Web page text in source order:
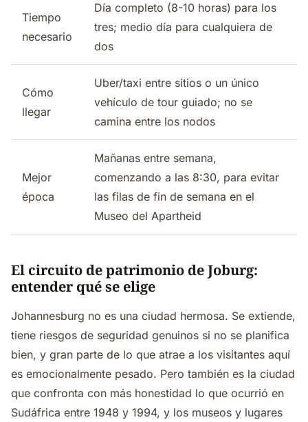
Tiempo
necesario
Día completo (8-10 horas) para los
tres; medio día para cualquiera de
dos
Cómo
llegar
Uber/taxi entre sitios o un único
vehículo de tour guiado; no se
camina entre los nodos
Mejor
época
Mañanas entre semana,
comenzando a las 8:30, para evitar
las filas de fin de semana en el
Museo del Apartheid
El circuito de patrimonio de Joburg:
entender qué se elige
Johannesburg no es una ciudad hermosa. Se extiende,
tiene riesgos de seguridad genuinos si no se planifica
bien, y gran parte de lo que atrae a los visitantes aquí
es emocionalmente pesado. Pero también es la ciudad
que confronta con más honestidad lo que ocurrió en
Sudáfrica entre 1948 y 1994, y los museos y lugares